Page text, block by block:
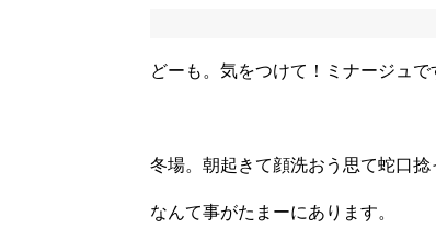
どーも。気をつけて！ミナージュで
冬場。朝起きて顔洗おう思て蛇口
なんて事がたまーにあります。